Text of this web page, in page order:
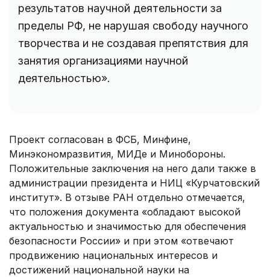
результатов научной деятельности за
пределы РФ, не нарушая свободу научного
творчества и не создавая препятствия для
занятия организациями научной
деятельностью».
Проект согласован в ФСБ, Минфине,
Минэкономразвития, МИДе и Минобороны.
Положительные заключения на него дали также в
администрации президента и НИЦ «Курчатовский
институт». В отзыве РАН отдельно отмечается,
что положения документа «обладают высокой
актуальностью и значимостью для обеспечения
безопасности России» и при этом «отвечают
продвижению национальных интересов и
достижений национальной науки на